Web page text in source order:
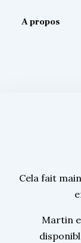
A propos
Cela fait
Martin